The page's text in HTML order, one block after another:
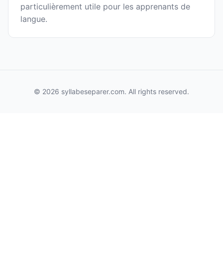
particulièrement utile pour les apprenants de
langue.
© 2026 syllabeseparer.com. All rights reserved.